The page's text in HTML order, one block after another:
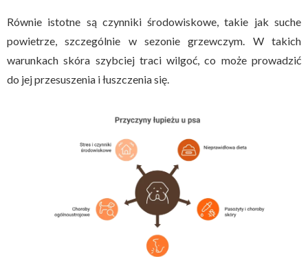
Równie istotne są czynniki środowiskowe, takie jak suche
powietrze, szczególnie w sezonie grzewczym. W takich
warunkach skóra szybciej traci wilgoć, co może prowadzić
do jej przesuszenia i łuszczenia się.